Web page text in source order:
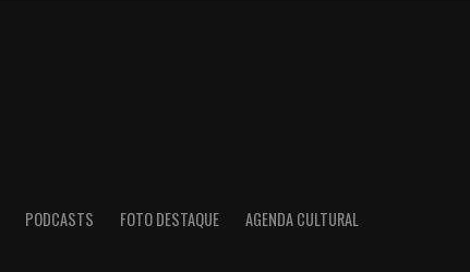
PODCASTS FOTO DESTAQUE
AGENDA CULTURAL